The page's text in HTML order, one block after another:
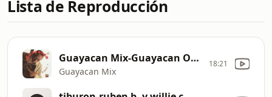
Lista de Reproducción
Guayacan Mix-Guayacan Orquesta
Guayacan Mix
18:21